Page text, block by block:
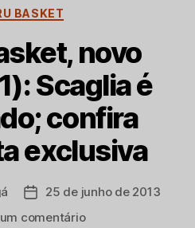
Categorias
BASKET
novo
Scaglia é
confira
exclusiva
Data25 de junho de 2013
comentárioem